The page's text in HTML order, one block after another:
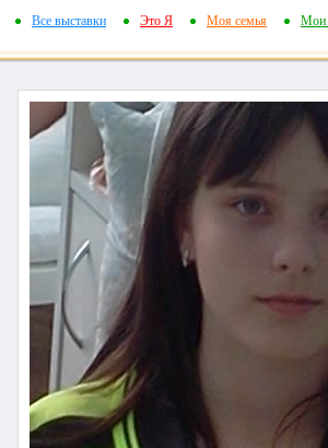
Все выставки Это Я Моя семья Мои